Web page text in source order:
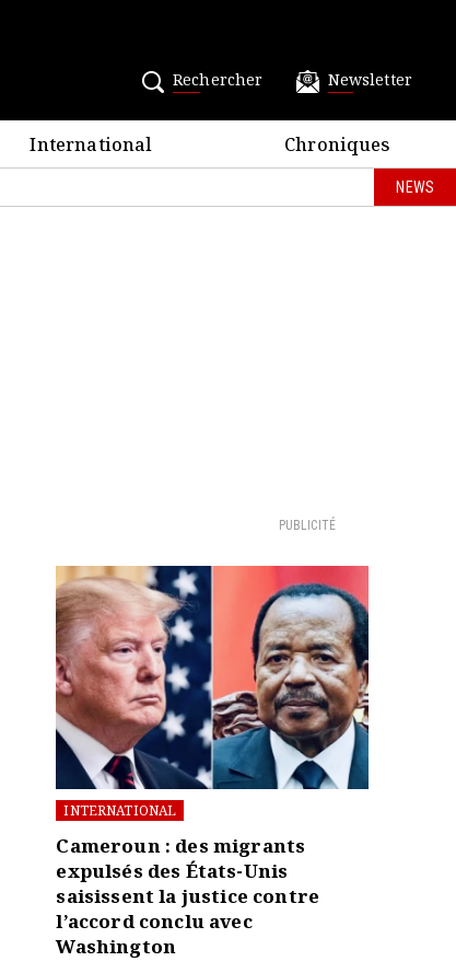
Rechercher Newsletter
International Chroniques
NEWS
PUBLICITÉ
INTERNATIONAL
Cameroun : des migrants
expulsés des États-Unis
saisissent la justice contre
l’accord conclu avec
Washington